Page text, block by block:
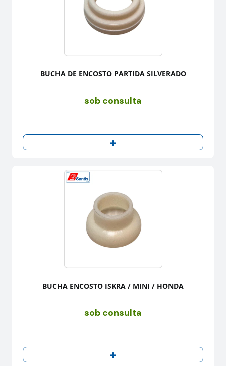
BUCHA DE ENCOSTO PARTIDA SILVERADO
sob consulta
BUCHA ENCOSTO ISKRA / MINI / HONDA
sob consulta